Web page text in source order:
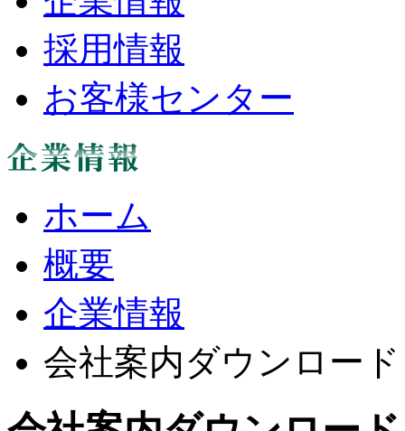
採用情報
お客様センター
ホーム
概要
企業情報
会社案内ダウンロード